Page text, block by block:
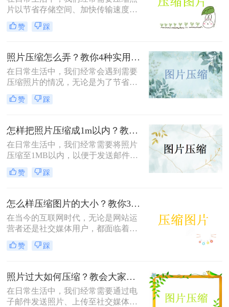
片以节省存储空间、加快传输速度或
满足特定平台的要求。那么怎么压缩
照片的方法呢？本文将介绍四种有效
这些需求。
赞 踩
照片压缩怎么弄？教你4种实用方法！
在日常生活中，我们经常会遇到需要
压缩照片的情况，无论是为了节省存
储空间，还是为了加快图片上传和下
载的速度。那么照片压缩怎么弄呢？
法，帮助您轻松应对照片压缩的需
求。
赞 踩
怎样把照片压缩成1m以内？教你四种实用的压缩方法！
在日常生活中，我们经常需要将照片
压缩至1MB以内，以便于发送邮件、
上传到社交媒体或满足特定平台的要
求。那么怎样把照片压缩成1m以内
缩照片大小，帮助您轻松应对这些需
求。
赞 踩
怎么样压缩图片的大小？教你3种实用方法！
在当今的互联网时代，无论是网站运
营者还是社交媒体用户，都面临着一
个共同的问题——怎么样压缩图片的
大小。较大的图片文件不仅会占用更
间延长，影响用户体验。本文将介绍
三种压缩图片大小的方法。
赞 踩
照片过大如何压缩？教会大家这4种压缩方法！
在日常生活中，我们经常需要通过电
子邮件发送照片、上传至社交媒体或